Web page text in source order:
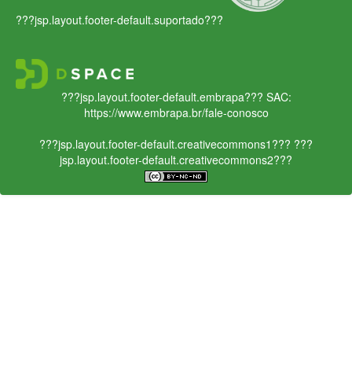
???jsp.layout.footer-default.suportado???
???jsp.layout.footer-default.embrapa??? SAC:
https://www.embrapa.br/fale-conosco
???jsp.layout.footer-default.creativecommons1??? ???
jsp.layout.footer-default.creativecommons2???